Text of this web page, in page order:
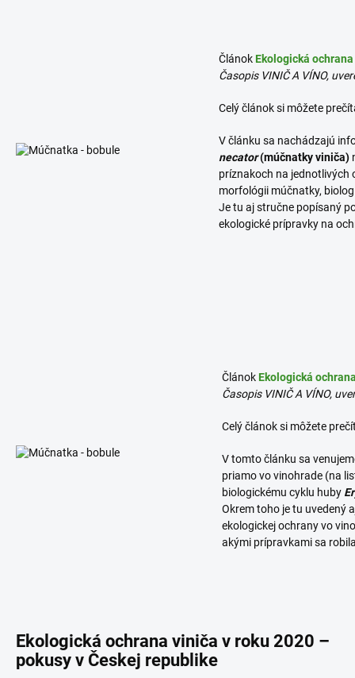
ČlánokEkologická
Časopis VINIČ A VÍNO,
Celý článok si môžete
V článku sa nachádzajú
necator(múčnatky viniča)
príznakoch na jednotlivých
morfológii múčnatky,
Je tu aj stručne popísaný
ekologické prípravky na
ČlánokEkologická
Časopis VINIČ A VÍNO,
Celý článok si môžete
V tomto článku sa
priamo vo vinohrade (na
biologickému cyklu huby
Okrem toho je tu uvedený
ekologickej ochrany vo
akými prípravkami sa
Ekologická ochrana viniča v roku 2020 –
pokusy v Českej republike